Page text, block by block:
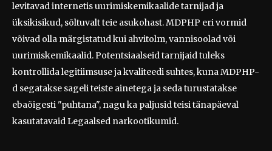
levitavad internetis uurimiskemikaalide tarnijad ja
üksikisikud, sõltuvalt teie asukohast. MDPHP eri vormid
võivad olla märgistatud kui ahvitolm, vannisoolad või
uurimiskemikaalid. Potentsiaalseid tarnijaid tuleks
kontrollida legitiimsuse ja kvaliteedi suhtes, kuna MDPHP-
d segatakse sageli teiste ainetega ja seda turustatakse
ebaõigesti "puhtana", nagu ka paljusid teisi tänapäeval
kasutatavaid Legaalsed narkootikumid.